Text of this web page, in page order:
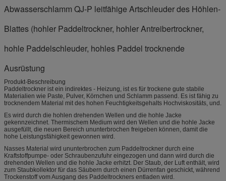
Abwasserschlamm QJ-P leitfähige Artschleuder des Höhlen-
Blattes (hohler Paddeltrockner, hohler Antreibertrockner,
hohle Paddelschleuder, hohles Paddel trocknende
Ausrüstung
Produkt-Beschreibung
Paddeltrockner ist ein indirektes - Heizung, ist es für trockene gute stabile
Materialien wie Paste, Pulver, Körnchen und Schlamm passend. Es ist fähig zu
trocknendem Material mit des hohen Feuchtigkeitsgehalts Hochviskositäts, und.
Es wird durch die hohlen drehenden Wellen und die hohle Jacke
gekennzeichnet. Thermischem Medium wird den Wellen und die hohle Jacke
ausgefüllt, die neuen Bereich ununterbrochen freigeben können, damit die
hohe Leistungsfähigkeit gewonnen wird.
Nasses Material wird ununterbrochen zum Paddeltrockner durch eine
Kraftstoffpumpe- oder Schraubenzufuhr eingezogen und dann wird durch die
drehenden Wellen und die hohle Jacke erhitzt. Der Staub, der Luft enthält, wird
zum Staubkollektor für das Säubern durch einen Dürrenfan geschickt, während
Trockenstoff vom Ausgang des Paddeltrockners entladen wird.